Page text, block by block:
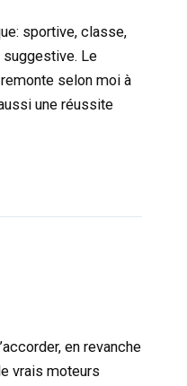
sportive, classe,
Le
selon moi à
une réussite
en revanche
vrais moteurs